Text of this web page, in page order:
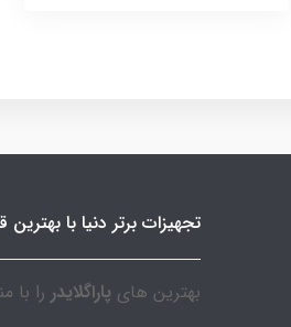
تجهیزات برتر دنیا با
بهترین های پاراگلایدر را با